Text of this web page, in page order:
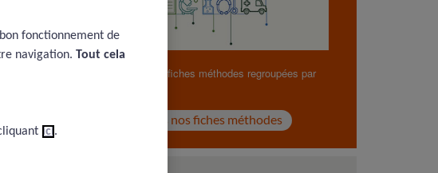
Retrouvez nos fiches méthodes regroupées par
Voir toutes nos fiches méthodes
fonctionnement de
navigation. Tout cela
ici.